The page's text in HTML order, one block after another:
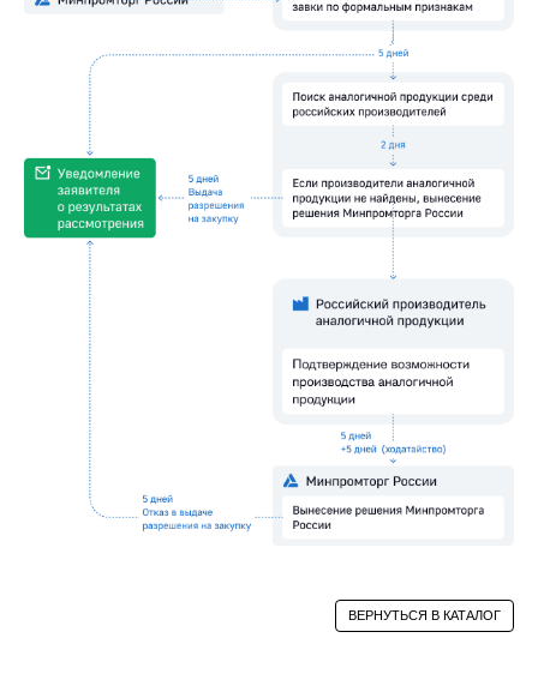
ВЕРНУТЬСЯ В КАТАЛОГ
ПОЛУЧИТЬ КОНСУЛЬТАЦИЮ
ПОЛУЧИТЕ
КВАЛИФИЦИРОВАННУЮ
КОНСУЛЬТАЦИЮ ПО
ИНТЕРЕСУЮЩЕМУ ВАС ПРОЕКТУ